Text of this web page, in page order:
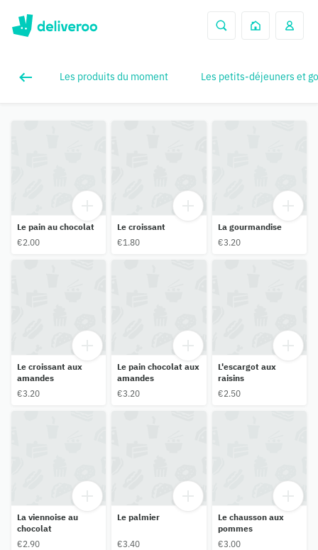
Les produits du moment Les petits-déjeuners et
Le pain au chocolat
€2.00
Le croissant
€1.80
La gourmandise
€3.20
Le croissant aux
amandes
€3.20
Le pain chocolat aux
amandes
€3.20
L'escargot aux
raisins
€2.50
La viennoise au
chocolat
€2.90
Le palmier
€3.40
Le chausson aux
pommes
€3.00